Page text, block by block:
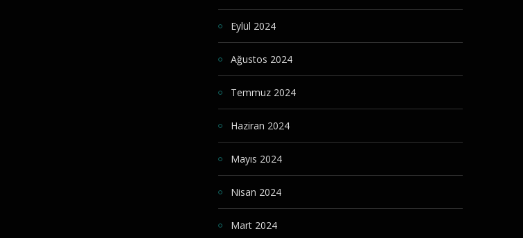
Eylül 2024
Ağustos 2024
Temmuz 2024
Haziran 2024
Mayıs 2024
Nisan 2024
Mart 2024